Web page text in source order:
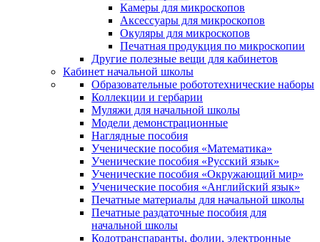
Камеры для микроскопов
Аксессуары для микроскопов
Окуляры для микроскопов
Печатная продукция по микроскопии
Другие полезные вещи для кабинетов
Кабинет начальной школы
Образовательные робототехнические наборы
Коллекции и гербарии
Муляжи для начальной школы
Модели демонстрационные
Наглядные пособия
Ученические пособия «Математика»
Ученические пособия «Русский язык»
Ученические пособия «Окружающий мир»
Ученические пособия «Английский язык»
Печатные материалы для начальной школы
Печатные раздаточные пособия для
начальной школы
Кодотранспаранты, фолии, электронные